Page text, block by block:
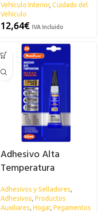
Vehículo Interior, Cuidado del
Vehículo
12,64€ IVA Incluido
Adhesivo Alta
Temperatura
MULTIFORTE
Adhesivos y Selladores,
Adhesivos, Productos
Auxiliares, Hogar, Pegamentos